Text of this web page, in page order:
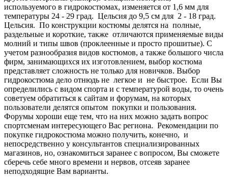
используемого в гидрокостюмах, изменяется от 1,6 мм для
температуры 24 - 29 град. Цельсия до 9,5 см для 2 - 18 град.
Цельсия. По конструкции костюмы делятся на полные,
раздельные и короткие, также отличаются применяемые виды
молний и типы швов (проклеенные и просто прошитые). С
учетом разнообразия видов костюмов, а также большого числа
фирм, занимающихся их изготовлением, выбор костюма
представляет сложность не только для новичков. Выбор
гидрокостюма дело отнюдь не легкое и не быстрое. Если Вы
определились с видом спорта и с температурой воды, то очень
советуем обратиться к сайтам и форумам, на которых
пользователи делятся опытом покупки и пользования.
Форумы хороши еще тем, что на них можно задать вопрос
спортсменам интересующего Вас региона. Рекомендации по
покупке гидрокостюма можно получить, конечно, и
непосредственно у консультантов специализированных
магазинов, но, ознакомиться заранее с вопросом, Вы сможете
сберечь себе много времени и нервов, отсеяв заранее
неподходящие Вам варианты.